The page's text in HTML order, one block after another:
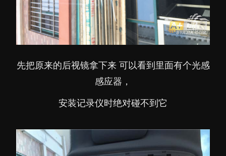
先把原来的后视镜拿下来 可以看到里面有个光感
感应器，
安装记录仪时绝对碰不到它